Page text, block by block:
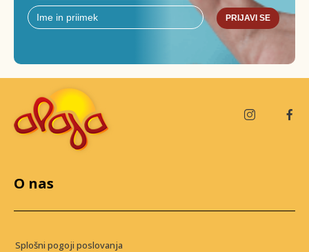
PRIJAVI SE
O nas
Splošni pogoji poslovanja